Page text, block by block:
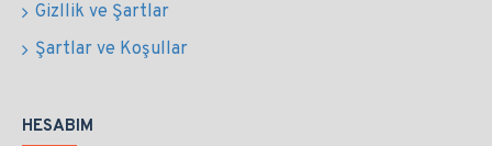
Gizllik ve Şartlar
Şartlar ve Koşullar
HESABIM